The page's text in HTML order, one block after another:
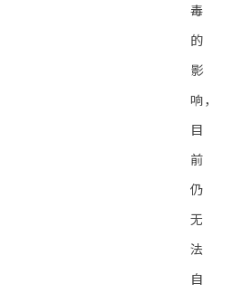
毒
的
影
响，
目
前
仍
无
法
自